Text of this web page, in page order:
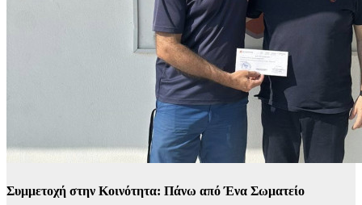
Συμμετοχή στην Κοινότητα: Πάνω από Ένα Σωματείο